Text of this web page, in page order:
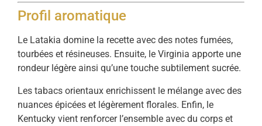
Profil aromatique
Le Latakia domine la recette avec des notes fumées,
tourbées et résineuses. Ensuite, le Virginia apporte une
rondeur légère ainsi qu’une touche subtilement sucrée.
Les tabacs orientaux enrichissent le mélange avec des
nuances épicées et légèrement florales. Enfin, le
Kentucky vient renforcer l’ensemble avec du corps et